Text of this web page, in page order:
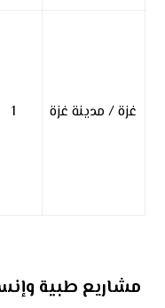
غزة / مدينة غزة 1
مشاريع طبية